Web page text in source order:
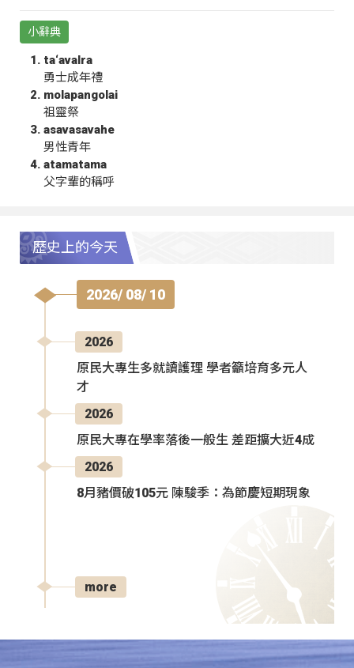
小辭典
ta‘avalra
勇士成年禮
molapangolai
祖靈祭
asavasavahe
男性青年
atamatama
父字輩的稱呼
歷史上的今天
2026/ 08/ 10
2026
原民大專生多就讀護理 學者籲培育多元人
才
2026
原民大專在學率落後一般生 差距擴大近4成
2026
8月豬價破105元 陳駿季：為節慶短期現象
more